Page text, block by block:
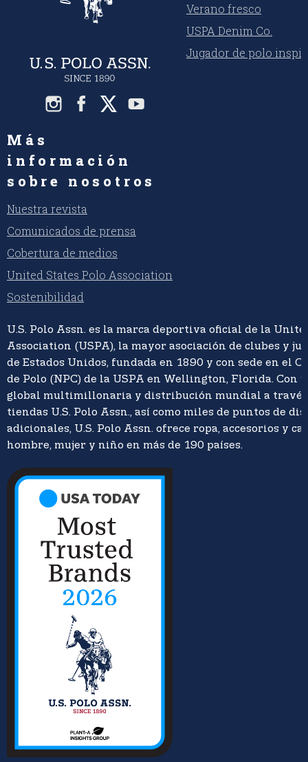
Verano fresco
USPA Denim Co.
Jugador de polo
Más
información
sobre nosotros
Nuestra revista
Comunicados de prensa
Cobertura de medios
United States Polo Association
Sostenibilidad
U.S. Polo Assn. es la marca deportiva oficial de la
Association (USPA), la mayor asociación de clubes y
de Estados Unidos, fundada en 1890 y con sede en el
de Polo (NPC) de la USPA en Wellington, Florida. Con
global multimillonaria y distribución mundial a través
tiendas U.S. Polo Assn., así como miles de puntos de
adicionales, U.S. Polo Assn. ofrece ropa, accesorios y
hombre, mujer y niño en más de 190 países.